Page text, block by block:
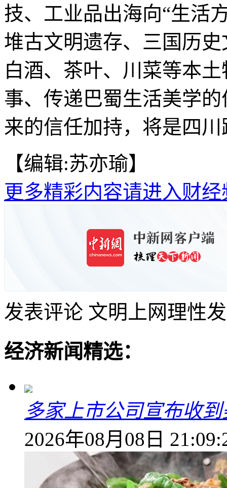
技、工业品出海向“生活
堆古文明遗存、三国历
白酒、茶叶、川菜等本
事、传递巴蜀生活美学
来的信任加持，将是四
【编辑:苏亦瑜】
更多精彩内容请进入财经
发表评论 文明上网理性
经济新闻精选：
多家上市公司宣布收
2026年08月08日